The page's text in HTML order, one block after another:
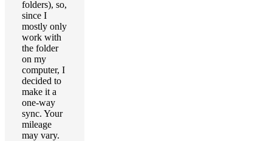
folders), so,
since I
mostly only
work with
the folder
on my
computer, I
decided to
make it a
one-way
sync. Your
mileage
may vary.